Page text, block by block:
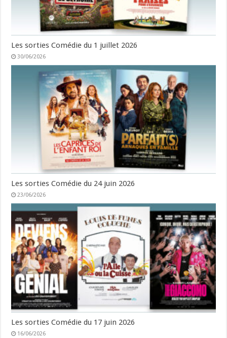
Les sorties Comédie du 1 juillet 2026
30/06/2026
Les sorties Comédie du 24 juin 2026
23/06/2026
Les sorties Comédie du 17 juin 2026
16/06/2026